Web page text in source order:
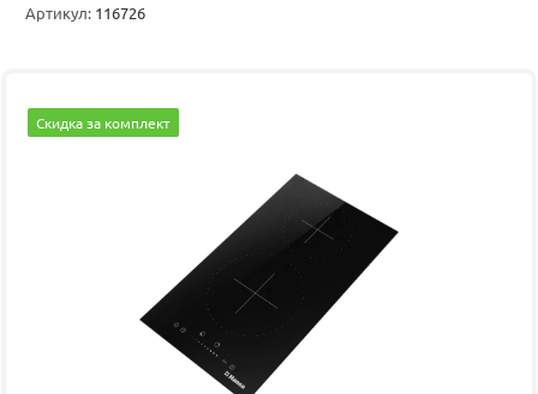
Артикул: 116726
Скидка за комплект